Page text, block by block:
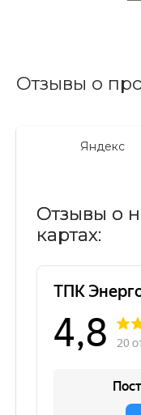
Отзывы о
Яндекс
Отзывы о
картах: